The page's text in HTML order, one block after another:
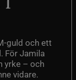
guld och ett
För Jamila
yrke – och
vidare.